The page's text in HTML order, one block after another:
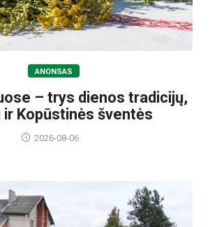
ANONSAS
– trys dienos tradicijų,
ir Kopūstinės šventės
2026-08-06